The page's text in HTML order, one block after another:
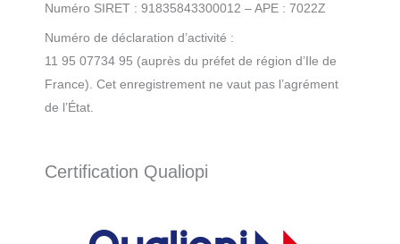
Numéro SIRET : 91835843300012 – APE : 7022Z
Numéro de déclaration d’activité :
11 95 07734 95 (auprès du préfet de région d’Ile de
France). Cet enregistrement ne vaut pas l’agrément
de l’État.
Certification Qualiopi